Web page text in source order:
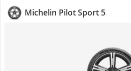
Michelin Pilot Sport 5